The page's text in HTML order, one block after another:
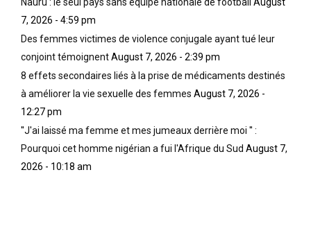
7, 2026 - 4:59 pm
Des femmes victimes de violence conjugale ayant tué leur
conjoint témoignentAugust 7, 2026 - 2:39 pm
8 effets secondaires liés à la prise de médicaments destinés
à améliorer la vie sexuelle des femmes August 7, 2026 -
12:27 pm
''J'ai laissé ma femme et mes jumeaux derrière moi '' :
Pourquoi cet homme nigérian a fui l'Afrique du Sud August 7,
2026 - 10:18 am